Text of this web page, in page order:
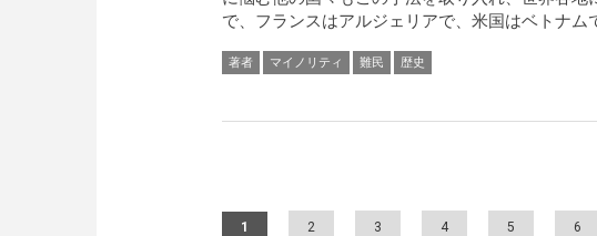
で、フランスはアルジェリアで、米国はベトナ
著者 マイノリティ 難民 歴史
Pages
1 2 3 4 5 6